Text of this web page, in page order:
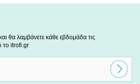
θα λαμβάνετε κάθε εβδομάδα τις
το itrofi.gr